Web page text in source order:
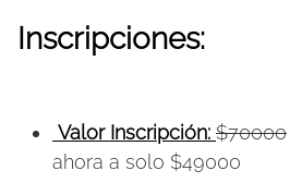
Inscripciones:
Valor Inscripción: $70000
ahora a solo $49000